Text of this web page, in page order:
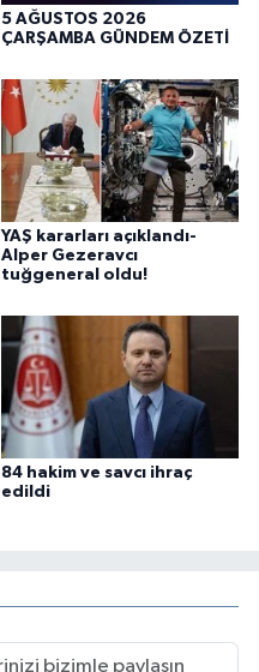
5 AĞUSTOS 2026
ÇARŞAMBA GÜNDEM ÖZETİ
YAŞ kararları açıklandı-
Alper Gezeravcı
tuğgeneral oldu!
84 hakim ve savcı ihraç
edildi